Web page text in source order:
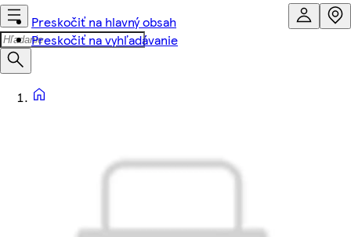
Preskočiť na hlavný obsah
Preskočiť na vyhľadávanie